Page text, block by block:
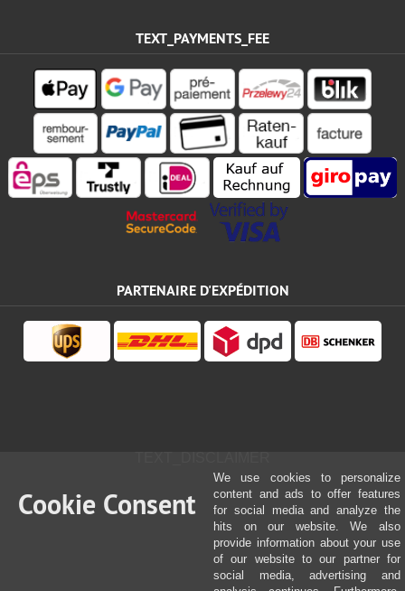
TEXT_PAYMENTS_FEE
PARTENAIRE D'EXPÉDITION
Cookie Consent
We use cookies to personalize
content and ads to offer features
for social media and analyze the
hits on our website. We also
provide information about your use
of our website to our partner for
social media, advertising and